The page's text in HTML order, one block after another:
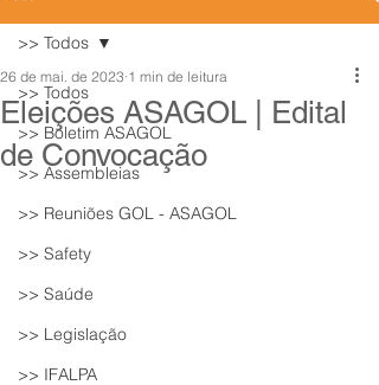
>> Todos
>> Boletim ASAGOL
>> Assembleias
>> Reuniões GOL - ASAGOL
>> Safety
>> Saúde
>> Legislação
>> IFALPA
>> Todos
Eleições ASAGOL | Edital
de Convocação
26 de mai. de 2023 1 min de leitura